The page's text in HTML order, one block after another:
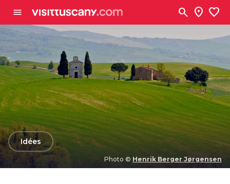
menu search location_on favorite
Photo © Henrik Berger Jørgensen
arrow_backIdées